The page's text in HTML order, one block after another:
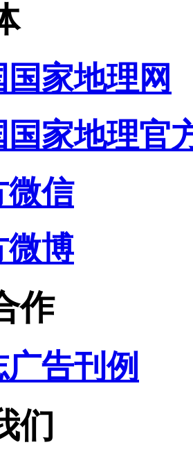
国家地理网
国家地理官
微信
微博
作
告刊例
们